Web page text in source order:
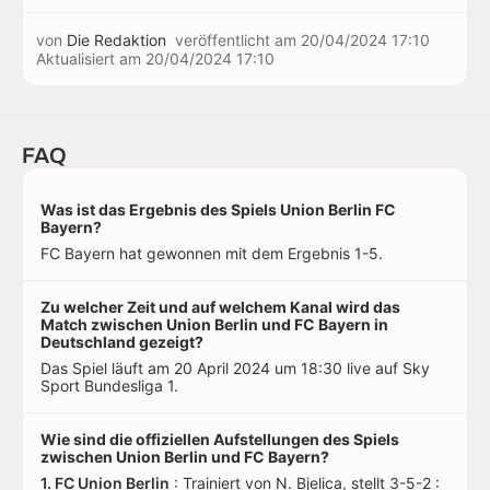
von Die Redaktion veröffentlicht am 20/04/2024 17:10
Aktualisiert am 20/04/2024 17:10
FAQ
Was ist das Ergebnis des Spiels Union Berlin FC
Bayern?
FC Bayern hat gewonnen mit dem Ergebnis 1-5.
Zu welcher Zeit und auf welchem Kanal wird das
Match zwischen Union Berlin und FC Bayern in
Deutschland gezeigt?
Das Spiel läuft am 20 April 2024 um 18:30 live auf Sky
Sport Bundesliga 1.
Wie sind die offiziellen Aufstellungen des Spiels
zwischen Union Berlin und FC Bayern?
1. FC Union Berlin : Trainiert von N. Bjelica, stellt 3-5-2 :